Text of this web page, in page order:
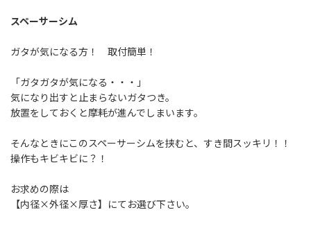
スペーサーシム
ガタが気になる方！ 取付簡単！
「ガタガタが気になる・・・」
気になり出すと止まらないガタつき。
放置をしておくと摩耗が進んでしまいます。
そんなときにこのスペーサーシムを挟むと、すき間スッキリ！！
操作もキビキビに？！
お求めの際は
【内径×外径×厚さ】にてお選び下さい。